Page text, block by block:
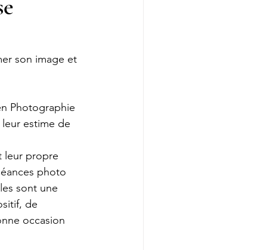
son image et
Photographie
estime de
leur propre
photo
sont une
de
occasion